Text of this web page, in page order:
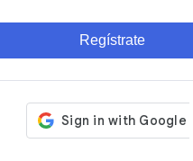
Regístrate